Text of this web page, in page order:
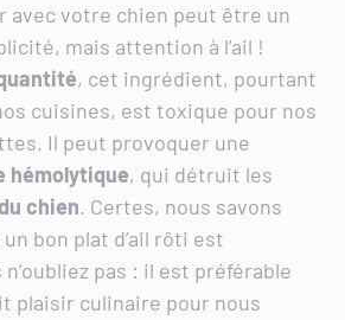
avec votre chien peut être un
mais attention à l’ail !
, cet ingrédient, pourtant
cuisines, est toxique pour nos
Il peut provoquer une
hémolytique, qui détruit les
chien. Certes, nous savons
bon plat d’ail rôti est
pas : il est préférable
plaisir culinaire pour nous